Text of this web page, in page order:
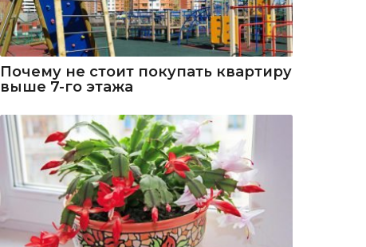
Почему не стоит покупать квартиру
выше 7-го этажа